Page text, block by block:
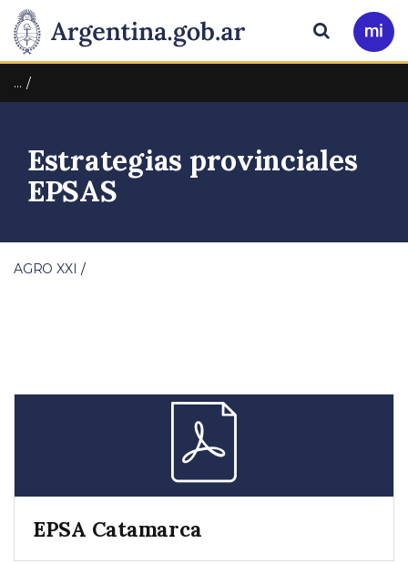
Presidencia
de
Nación
Pasar al contenido principal
Ir
a
Buscar
…
Estrategias provinciales
EPSAS
AGRO XXI
EPSA Catamarca